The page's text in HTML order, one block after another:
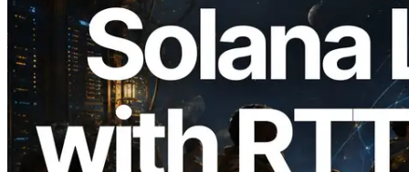
2026.08.05
ERPC Memperluas Solana Leader Slot
API dengan Pengukuran Ping dari 7
Region Global — Validators Information